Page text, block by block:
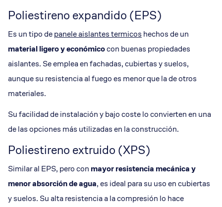
Poliestireno expandido (EPS)
Es un tipo depanele aislantes termicos hechos de un
material ligero y económicocon buenas propiedades
aislantes. Se emplea en fachadas, cubiertas y suelos,
aunque su resistencia al fuego es menor que la de otros
materiales.
Su facilidad de instalación y bajo coste lo convierten en una
de las opciones más utilizadas en la construcción.
Poliestireno extruido (XPS)
Similar al EPS, pero con mayor resistencia mecánica y
menor absorción de agua, es ideal para su uso en cubiertas
y suelos. Su alta resistencia a la compresión lo hace